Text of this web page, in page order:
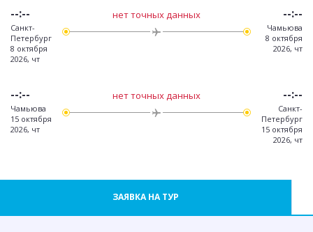
--:--
Санкт-
Петербург
8 октября
2026, чт
нет точных данных --:--
Чамьюва
8 октября
2026, чт
--:--
Чамьюва
15 октября
2026, чт
нет точных данных --:--
Санкт-
Петербург
15 октября
2026, чт
ЗАЯВКА НА ТУР